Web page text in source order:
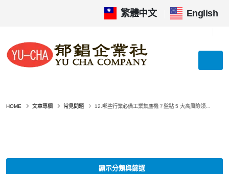
繁體中文 English
HOME 文章專欄 常見問題 12.哪些行業必備工業集塵機？盤點 5 大高風險領域，缺了它恐面臨環保罰單與工安危機！
顯示分類與篩選